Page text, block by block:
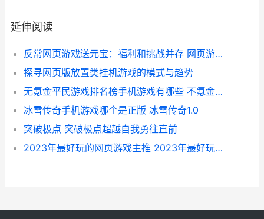
延伸阅读
反常网页游戏送元宝：福利和挑战并存 网页游戏返利网
探寻网页版放置类挂机游戏的模式与趋势
无氪金平民游戏排名榜手机游戏有哪些 不氪金的好玩游戏
冰雪传奇手机游戏哪个是正版 冰雪传奇1.0
突破极点 突破极点超越自我勇往直前
2023年最好玩的网页游戏主推 2023年最好玩的网游